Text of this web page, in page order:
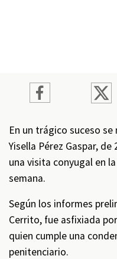
En un trágico suceso
Yisella Pérez Gaspar,
una visita conyugal en
semana.
Según los informes
Cerrito, fue asfixiada
quien cumple una
penitenciario.